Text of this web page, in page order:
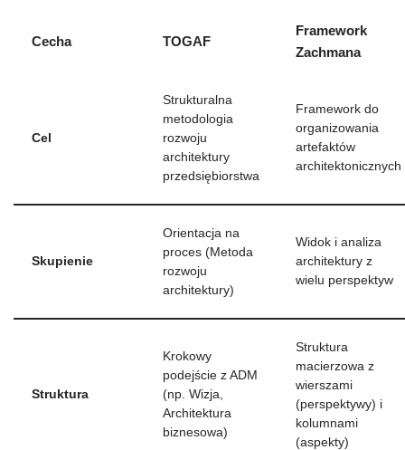
Cecha TOGAF
Framework
Zachmana
Cel
Strukturalna
metodologia
rozwoju
architektury
przedsiębiorstwa
Framework do
organizowania
artefaktów
architektonicznych
Skupienie
Orientacja na
proces (Metoda
rozwoju
architektury)
Widok i analiza
architektury z
wielu perspektyw
Struktura
Krokowy
podejście z ADM
(np. Wizja,
Architektura
biznesowa)
Struktura
macierzowa z
wierszami
(perspektywy) i
kolumnami
(aspekty)